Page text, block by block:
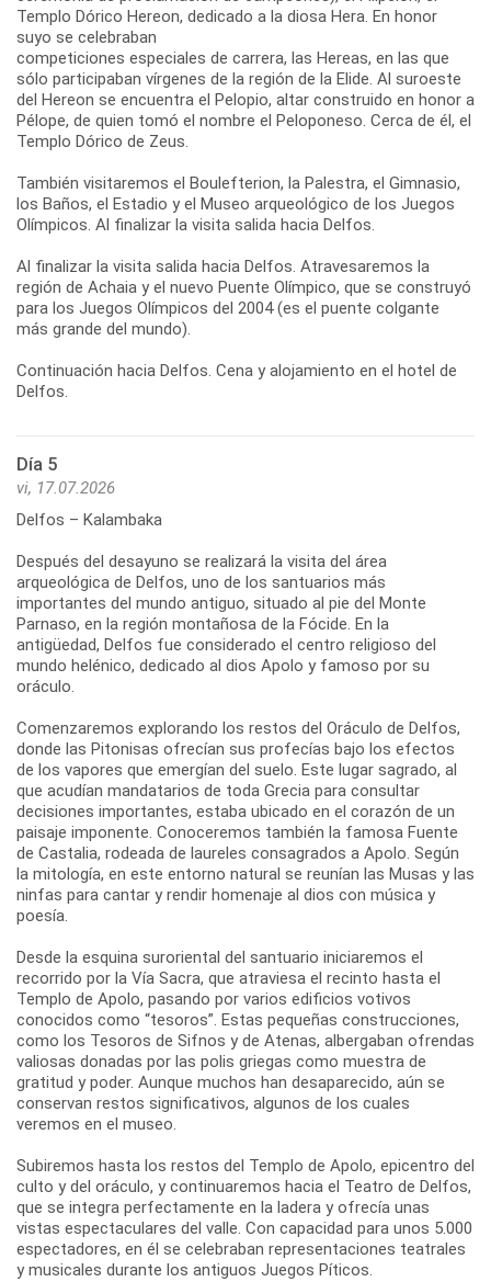
Templo Dórico Hereon, dedicado a la diosa Hera. En honor
suyo se celebraban
competiciones especiales de carrera, las Hereas, en las que
sólo participaban vírgenes de la región de la Elide. Al suroeste
del Hereon se encuentra el Pelopio, altar construido en honor a
Pélope, de quien tomó el nombre el Peloponeso. Cerca de él, el
Templo Dórico de Zeus.
También visitaremos el Boulefterion, la Palestra, el Gimnasio,
los Baños, el Estadio y el Museo arqueológico de los Juegos
Olímpicos. Al finalizar la visita salida hacia Delfos.
Al finalizar la visita salida hacia Delfos. Atravesaremos la
región de Achaia y el nuevo Puente Olímpico, que se construyó
para los Juegos Olímpicos del 2004 (es el puente colgante
más grande del mundo).
Continuación hacia Delfos. Cena y alojamiento en el hotel de
Día 5
vi, 17.07.2026
Delfos – Kalambaka
Después del desayuno se realizará la visita del área
arqueológica de Delfos, uno de los santuarios más
importantes del mundo antiguo, situado al pie del Monte
Parnaso, en la región montañosa de la Fócide. En la
antigüedad, Delfos fue considerado el centro religioso del
mundo helénico, dedicado al dios Apolo y famoso por su
oráculo.
Comenzaremos explorando los restos del Oráculo de Delfos,
donde las Pitonisas ofrecían sus profecías bajo los efectos
de los vapores que emergían del suelo. Este lugar sagrado, al
que acudían mandatarios de toda Grecia para consultar
decisiones importantes, estaba ubicado en el corazón de un
paisaje imponente. Conoceremos también la famosa Fuente
de Castalia, rodeada de laureles consagrados a Apolo. Según
la mitología, en este entorno natural se reunían las Musas y las
ninfas para cantar y rendir homenaje al dios con música y
poesía.
Desde la esquina suroriental del santuario iniciaremos el
recorrido por la Vía Sacra, que atraviesa el recinto hasta el
Templo de Apolo, pasando por varios edificios votivos
conocidos como “tesoros”. Estas pequeñas construcciones,
como los Tesoros de Sifnos y de Atenas, albergaban ofrendas
valiosas donadas por las polis griegas como muestra de
gratitud y poder. Aunque muchos han desaparecido, aún se
conservan restos significativos, algunos de los cuales
veremos en el museo.
Subiremos hasta los restos del Templo de Apolo, epicentro del
culto y del oráculo, y continuaremos hacia el Teatro de Delfos,
que se integra perfectamente en la ladera y ofrecía unas
vistas espectaculares del valle. Con capacidad para unos 5.000
espectadores, en él se celebraban representaciones teatrales
y musicales durante los antiguos Juegos Píticos.